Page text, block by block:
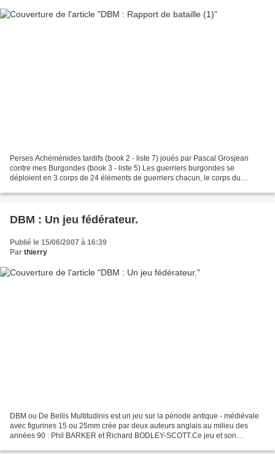
Perses Achéménides tardifs (book 2 - liste 7) joués par Pascal Grosjean
contre mes Burgondes (book 3 - liste 5) Les guerriers burgondes se
déploient en 3 corps de 24 éléments de guerriers chacun, le corps du
DBM : Un jeu fédérateur.
Publié le 15/06/2007 à 16:39
Par thierry
DBM ou De Bellis Multitudinis est un jeu sur la période antique - médiévale
avec figurines 15 ou 25mm crée par deux auteurs anglais au milieu des
années 90 : Phil BARKER et Richard BODLEY-SCOTT.Ce jeu et son